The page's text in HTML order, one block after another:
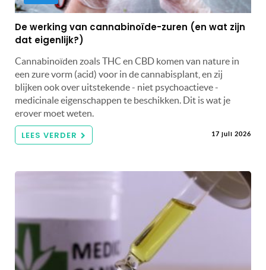
De werking van cannabinoïde-zuren (en wat zijn
dat eigenlijk?)
Cannabinoïden zoals THC en CBD komen van nature in
een zure vorm (acid) voor in de cannabisplant, en zij
blijken ook over uitstekende - niet psychoactieve -
medicinale eigenschappen te beschikken. Dit is wat je
erover moet weten.
LEES VERDER 17 juli 2026